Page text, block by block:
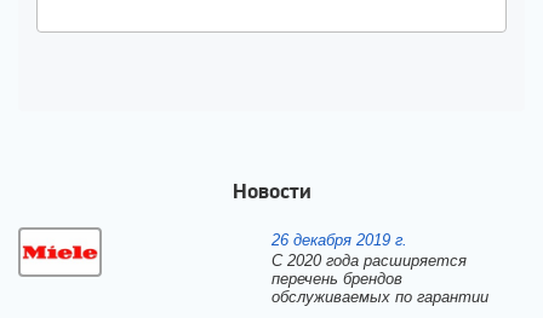
Новости
26 декабря 2019 г.
С 2020 года расширяется
перечень брендов
обслуживаемых по гарантии